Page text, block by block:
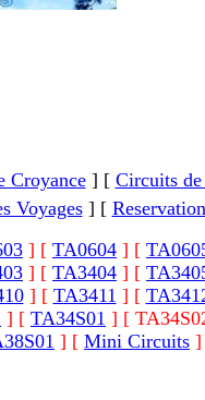
Croyance] [ Circuits de
Voyages] [ Reservation
] [ TA0604 ] [
] [ TA3404 ] [
] [ TA3411 ] [
] [ TA34S01 ] [
] [ Mini Circuits ]